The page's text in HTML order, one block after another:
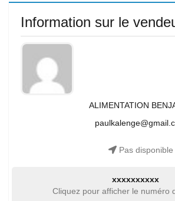
Information sur le
ALIMENTATION
Pas disponible
xxxxxxxxxx
Cliquez pour afficher le numéro